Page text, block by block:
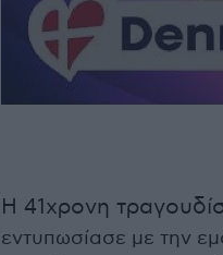
H 41χρονη
εντυπωσίασε με την